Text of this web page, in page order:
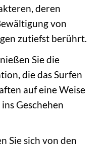
deren
von
zutiefst berührt.
Sie die
die das Surfen
auf eine Weise
Geschehen
Sie sich von den